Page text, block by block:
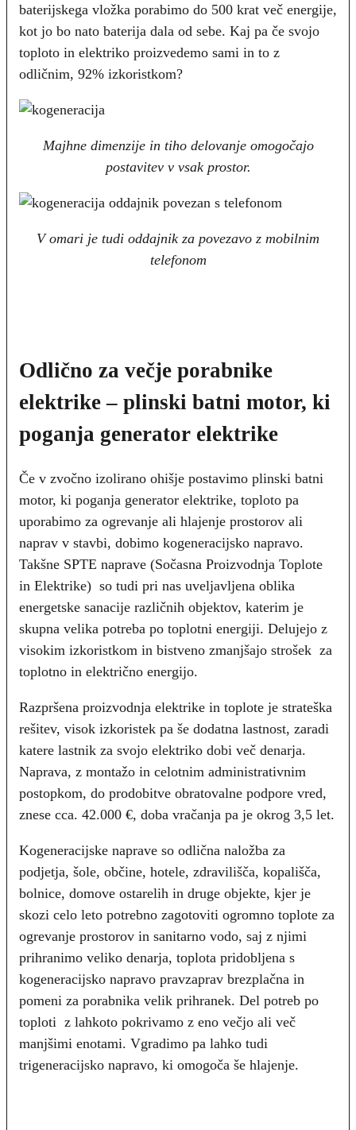
baterijskega vložka porabimo do 500 krat več energije,
kot jo bo nato baterija dala od sebe. Kaj pa če svojo
toploto in elektriko proizvedemo sami in to z
odličnim, 92% izkoristkom?
Majhne dimenzije in tiho delovanje omogočajo
postavitev v vsak prostor.
V omari je tudi oddajnik za povezavo z mobilnim
telefonom
Odlično za večje porabnike
elektrike – plinski batni motor, ki
poganja generator elektrike
Če v zvočno izolirano ohišje postavimo plinski batni
motor, ki poganja generator elektrike, toploto pa
uporabimo za ogrevanje ali hlajenje prostorov ali
naprav v stavbi, dobimo kogeneracijsko napravo.
Takšne SPTE naprave (Sočasna Proizvodnja Toplote
in Elektrike) so tudi pri nas uveljavljena oblika
energetske sanacije različnih objektov, katerim je
skupna velika potreba po toplotni energiji. Delujejo z
visokim izkoristkom in bistveno zmanjšajo strošek za
toplotno in električno energijo.
Razpršena proizvodnja elektrike in toplote je strateška
rešitev, visok izkoristek pa še dodatna lastnost, zaradi
katere lastnik za svojo elektriko dobi več denarja.
Naprava, z montažo in celotnim administrativnim
postopkom, do prodobitve obratovalne podpore vred,
znese cca. 42.000 €, doba vračanja pa je okrog 3,5 let.
Kogeneracijske naprave so odlična naložba za
podjetja, šole, občine, hotele, zdravilišča, kopališča,
bolnice, domove ostarelih in druge objekte, kjer je
skozi celo leto potrebno zagotoviti ogromno toplote za
ogrevanje prostorov in sanitarno vodo, saj z njimi
prihranimo veliko denarja, toplota pridobljena s
kogeneracijsko napravo pravzaprav brezplačna in
pomeni za porabnika velik prihranek. Del potreb po
toploti z lahkoto pokrivamo z eno večjo ali več
manjšimi enotami. Vgradimo pa lahko tudi
trigeneracijsko napravo, ki omogoča še hlajenje.